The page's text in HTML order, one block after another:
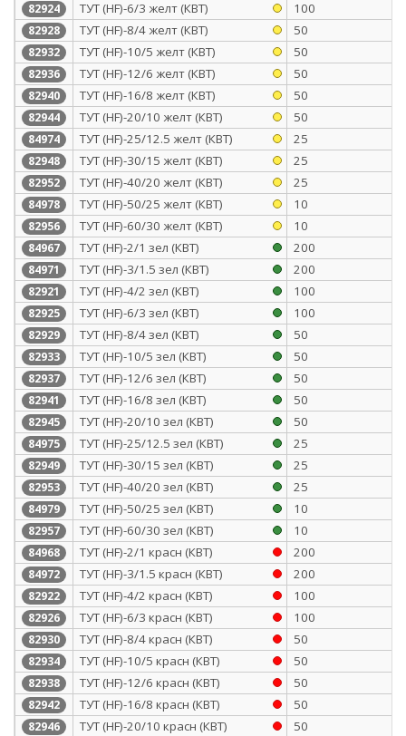
82924 ТУТ (HF)-6/3 желт (КВТ) 100
82928 ТУТ (HF)-8/4 желт (КВТ) 50
82932 ТУТ (HF)-10/5 желт (КВТ) 50
82936 ТУТ (HF)-12/6 желт (КВТ) 50
82940 ТУТ (HF)-16/8 желт (КВТ) 50
82944 ТУТ (HF)-20/10 желт (КВТ) 50
84974 ТУТ (HF)-25/12.5 желт (КВТ) 25
82948 ТУТ (HF)-30/15 желт (КВТ) 25
82952 ТУТ (HF)-40/20 желт (КВТ) 25
84978 ТУТ (HF)-50/25 желт (КВТ) 10
82956 ТУТ (HF)-60/30 желт (КВТ) 10
84967 ТУТ (HF)-2/1 зел (КВТ) 200
84971 ТУТ (HF)-3/1.5 зел (КВТ) 200
82921 ТУТ (HF)-4/2 зел (КВТ) 100
82925 ТУТ (HF)-6/3 зел (КВТ) 100
82929 ТУТ (HF)-8/4 зел (КВТ) 50
82933 ТУТ (HF)-10/5 зел (КВТ) 50
82937 ТУТ (HF)-12/6 зел (КВТ) 50
82941 ТУТ (HF)-16/8 зел (КВТ) 50
82945 ТУТ (HF)-20/10 зел (КВТ) 50
84975 ТУТ (HF)-25/12.5 зел (КВТ) 25
82949 ТУТ (HF)-30/15 зел (КВТ) 25
82953 ТУТ (HF)-40/20 зел (КВТ) 25
84979 ТУТ (HF)-50/25 зел (КВТ) 10
82957 ТУТ (HF)-60/30 зел (КВТ) 10
84968 ТУТ (HF)-2/1 красн (КВТ) 200
84972 ТУТ (HF)-3/1.5 красн (КВТ) 200
82922 ТУТ (HF)-4/2 красн (КВТ) 100
82926 ТУТ (HF)-6/3 красн (КВТ) 100
82930 ТУТ (HF)-8/4 красн (КВТ) 50
82934 ТУТ (HF)-10/5 красн (КВТ) 50
82938 ТУТ (HF)-12/6 красн (КВТ) 50
82942 ТУТ (HF)-16/8 красн (КВТ) 50
82946 ТУТ (HF)-20/10 красн (КВТ) 50